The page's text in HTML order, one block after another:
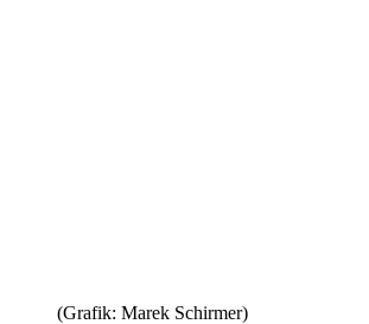
(Grafik: Marek Schirmer)